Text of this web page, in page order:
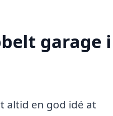
garage i
altid en god idé at